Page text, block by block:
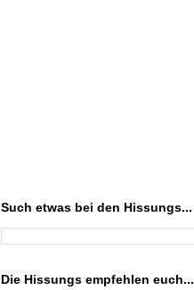
Such etwas bei den Hissungs...
Die Hissungs empfehlen euch...